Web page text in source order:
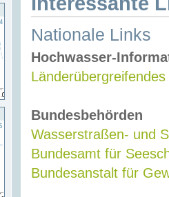
Nationale Links
Hochwasser-
Bundesbehörden
Wasserstraßen- und
Bundesamt für
Bundesanstalt für